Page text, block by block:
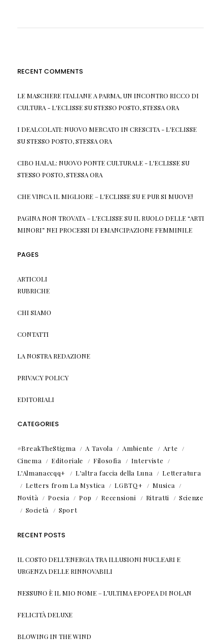
RECENT COMMENTS
LE MASCHERE ITALIANE A PARMA, UN INCONTRO RICCO DI
CULTURA - L'ECLISSESUSTESSO POSTO, STESSA ORA
I DEALCOLATI: NUOVO MERCATO IN CRESCITA - L'ECLISSE
SUSTESSO POSTO, STESSA ORA
CIBO HALAL: NUOVO PONTE CULTURALE - L'ECLISSESU
STESSO POSTO, STESSA ORA
CHE VINCA IL MIGLIORE – L'ECLISSESU E PUR SI MUOVE!
PAGINA NON TROVATA – L'ECLISSESU IL RUOLO DELLE “ARTI
MINORI” NEI PROCESSI DI EMANCIPAZIONE FEMMINILE
PAGES
ARTICOLI
RUBRICHE
CHI SIAMO
CONTATTI
LA NOSTRA REDAZIONE
PRIVACY POLICY
EDITORIALI
CATEGORIES
#BreakTheStigma A Tavola Ambiente
Arte
Cinema
Editoriale Filosofia
Interviste
L'Almanaccqq+
L'altra faccia della Luna
Letteratura
Letters from La Mystica
LGBTQ+
Musica
Novità
Poesia Pop Recensioni Ritratti
Scienze
Società
Sport
RECENT POSTS
IL COSTO DELL’ENERGIA TRA ILLUSIONI NUCLEARI E
URGENZA DELLE RINNOVABILI
NESSUNO È IL MIO NOME – L’ULTIMA EPOPEA DI NOLAN
FELICITÀ DELUXE
BLOWING IN THE WIND